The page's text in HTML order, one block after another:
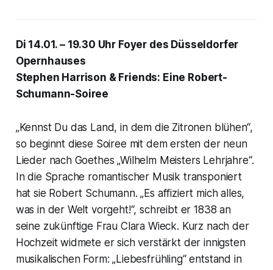
Di 14.01. – 19.30 Uhr Foyer des Düsseldorfer
Opernhauses
Stephen Harrison & Friends: Eine Robert-
Schumann-Soiree
„Kennst Du das Land, in dem die Zitronen blühen“,
so beginnt diese Soiree mit dem ersten der neun
Lieder nach Goethes „Wilhelm Meisters Lehrjahre“.
In die Sprache romantischer Musik transponiert
hat sie Robert Schumann. „Es affiziert mich alles,
was in der Welt vorgeht!“, schreibt er 1838 an
seine zukünftige Frau Clara Wieck. Kurz nach der
Hochzeit widmete er sich verstärkt der innigsten
musikalischen Form: „Liebesfrühling“ entstand in